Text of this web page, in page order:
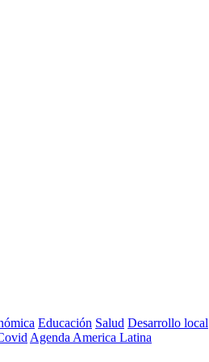
Educación Salud Desarrollo local
Agenda America Latina